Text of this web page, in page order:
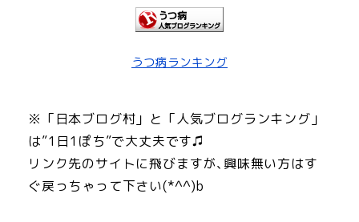
うつ病ランキング
※「日本ブログ村」と「人気ブログランキング」
は”1日1ぽち”で大丈夫です♫
リンク先のサイトに飛びますが､興味無い方はす
ぐ戻っちゃって下さい(*^^)b